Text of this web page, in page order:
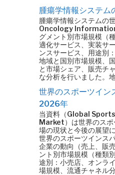
腫瘍学情報システ
腫瘍学情報システムの
Oncology
グメント別市場規模（
適化サービス、実装サ
ンスサービス、用途別
地域と国別市場規模、
と市場シェア、販売チ
な分析を行いました。
世界のスポーツイン
2026年
当資料（Global
Market）は世界のスポ
場の現状と今後の展望
世界のスポーツインス
企業の動向（売上、販
ント別市場規模（種類
途別：小売店、オンラ
場規模、流通チャネル